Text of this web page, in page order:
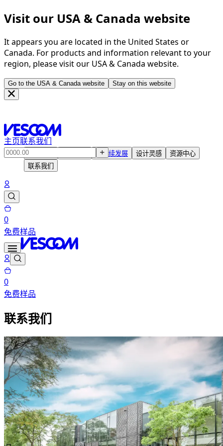
Visit our USA & Canada website
It appears you are located in the United States or
Canada. For products and information relevant to your
region, please visit our USA & Canada website.
Go to the USA & Canada website Stay on this website
主页联系我们
产品中心 可持续发展 设计灵感
资源中心
联系我们
0
免费样品
0
免费样品
联系我们